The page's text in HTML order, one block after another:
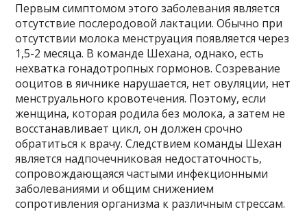
Первым симптомом этого заболевания является
отсутствие послеродовой лактации. Обычно при
отсутствии молока менструация появляется через
1,5-2 месяца. В команде Шехана, однако, есть
нехватка гонадотропных гормонов. Созревание
ооцитов в яичнике нарушается, нет овуляции, нет
менструального кровотечения. Поэтому, если
женщина, которая родила без молока, а затем не
восстанавливает цикл, он должен срочно
обратиться к врачу. Следствием команды Шехан
является надпочечниковая недостаточность,
сопровождающаяся частыми инфекционными
заболеваниями и общим снижением
сопротивления организма к различным стрессам.